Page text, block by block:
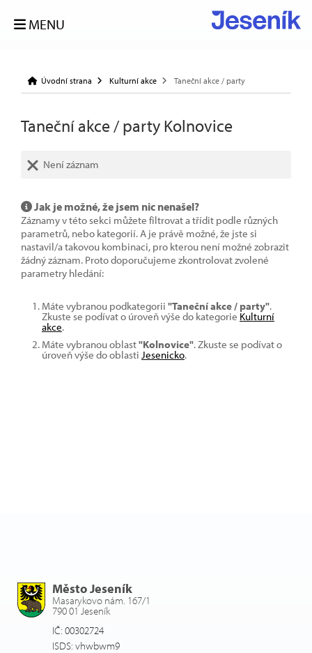
MENU
Úvodní strana Kulturní akce Taneční akce / party
Taneční akce / party Kolnovice
Není záznam
Jak je možné, že jsem nic nenašel?
Záznamy v této sekci můžete filtrovat a třídit podle různých
parametrů, nebo kategorií. A je právě možné, že jste si
nastavil/a takovou kombinaci, pro kterou není možné zobrazit
žádný záznam. Proto doporučujeme zkontrolovat zvolené
parametry hledání:
Máte vybranou podkategorii "Taneční akce / party".
Zkuste se podívat o úroveň výše do kategorie Kulturní
akce.
Máte vybranou oblast"Kolnovice". Zkuste se podívat o
úroveň výše do oblasti Jesenicko.
Město Jeseník
Masarykovo nám. 167/1
790 01 Jeseník
IČ: 00302724
ISDS: vhwbwm9